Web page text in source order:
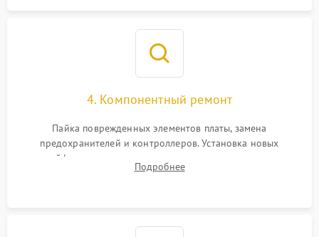
4. Компонентный ремонт
Пайка поврежденных элементов платы, замена
предохранителей и контроллеров. Установка новых
шлейфов, дисплея, механизма затвора или двигателя
автофокуса. Восстановление геометрии тубуса объектива
Подробнее